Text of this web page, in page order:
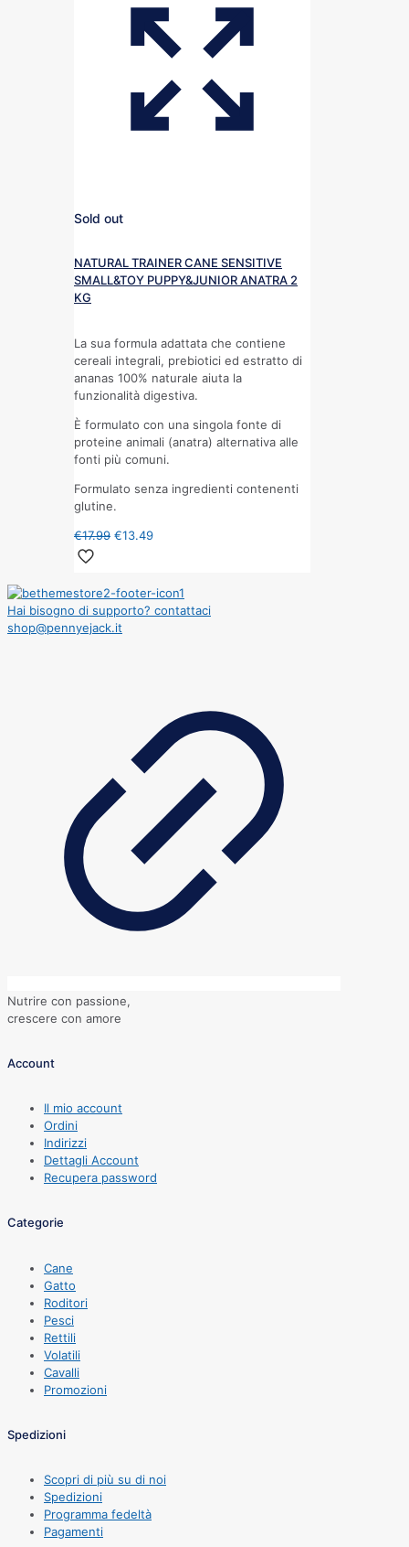
Sold out
NATURAL TRAINER CANE SENSITIVE
SMALL&TOY PUPPY&JUNIOR ANATRA 2
KG
La sua formula adattata che contiene
cereali integrali, prebiotici ed estratto di
ananas 100% naturale aiuta la
funzionalità digestiva.
È formulato con una singola fonte di
proteine animali (anatra) alternativa alle
fonti più comuni.
Formulato senza ingredienti contenenti
glutine.
€17.99 €13.49
Hai bisogno di supporto? contattaci
shop@pennyejack.it
Nutrire con passione,
crescere con amore
Account
Il mio account
Ordini
Indirizzi
Dettagli Account
Recupera password
Categorie
Cane
Gatto
Roditori
Pesci
Rettili
Volatili
Cavalli
Promozioni
Spedizioni
Scopri di più su di noi
Spedizioni
Programma fedeltà
Pagamenti